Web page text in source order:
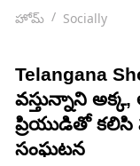
హోమ్ Socially
Telangana
వస్తున్నాని
ప్రియుడితో
సంఘటన